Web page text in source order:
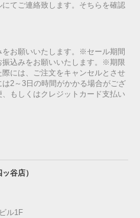
てご連絡致します。そちらを確認
お願いいたします。※セール期間
込みをお願いいたします。※期限
には、ご注文をキャンセルとさせ
2～3日の時間がかかる場合がござ
もしくはクレジットカード支払い
谷店）
ル1F